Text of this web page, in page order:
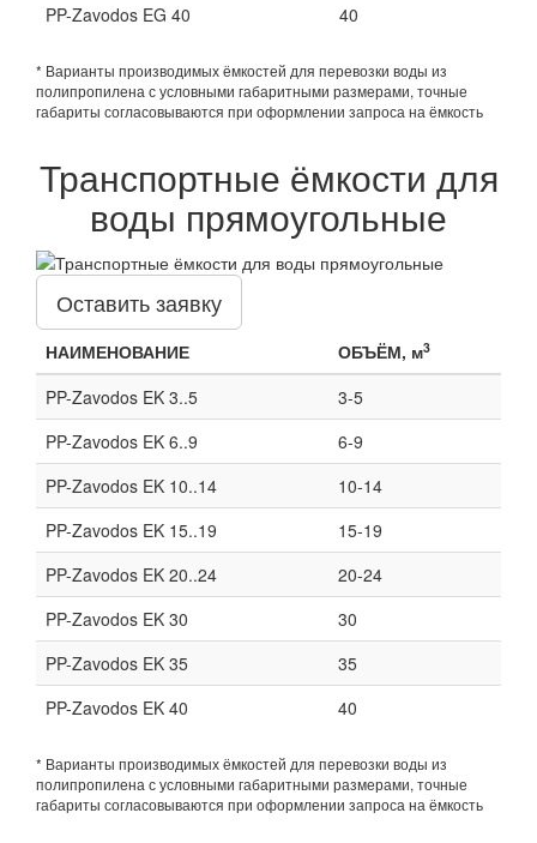
PP-Zavodos EG 40
40
* Варианты производимых ёмкостей для перевозки воды из
полипропилена с условными габаритными размерами, точные
габариты согласовываются при оформлении запроса на ёмкость
Транспортные ёмкости для
воды прямоугольные
Оставить заявку
НАИМЕНОВАНИЕ ОБЪЁМ, м3
PP-Zavodos EK 3..5
3-5
PP-Zavodos EK 6..9
6-9
PP-Zavodos EK 10..14
10-14
PP-Zavodos EK 15..19
15-19
PP-Zavodos EK 20..24
20-24
PP-Zavodos EK 30
30
PP-Zavodos EK 35
35
PP-Zavodos EK 40
40
* Варианты производимых ёмкостей для перевозки воды из
полипропилена с условными габаритными размерами, точные
габариты согласовываются при оформлении запроса на ёмкость